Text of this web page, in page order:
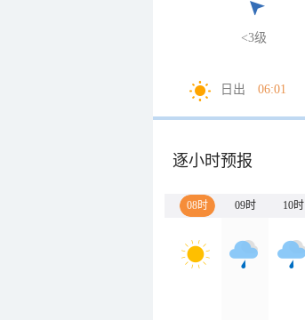
<3级
日出 06:01
逐小时预报
08时 09时 10时